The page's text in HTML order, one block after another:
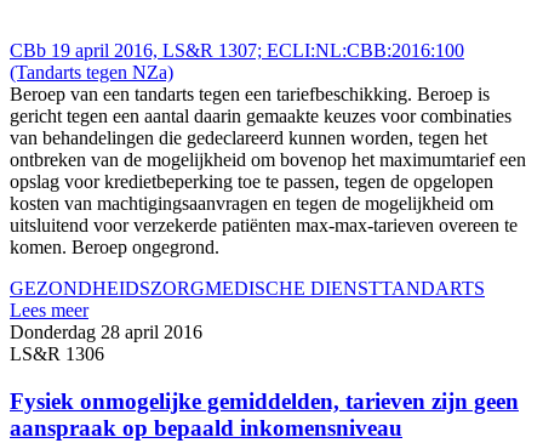
CBb 19 april 2016, LS&R 1307; ECLI:NL:CBB:2016:100
(Tandarts tegen NZa)
Beroep van een tandarts tegen een tariefbeschikking. Beroep is
gericht tegen een aantal daarin gemaakte keuzes voor combinaties
van behandelingen die gedeclareerd kunnen worden, tegen het
ontbreken van de mogelijkheid om bovenop het maximumtarief een
opslag voor kredietbeperking toe te passen, tegen de opgelopen
kosten van machtigingsaanvragen en tegen de mogelijkheid om
uitsluitend voor verzekerde patiënten max-max-tarieven overeen te
komen. Beroep ongegrond.
GEZONDHEIDSZORGMEDISCHE DIENSTTANDARTS
Lees meer
Donderdag 28 april 2016
LS&R 1306
Fysiek onmogelijke gemiddelden, tarieven zijn geen
aanspraak op bepaald inkomensniveau